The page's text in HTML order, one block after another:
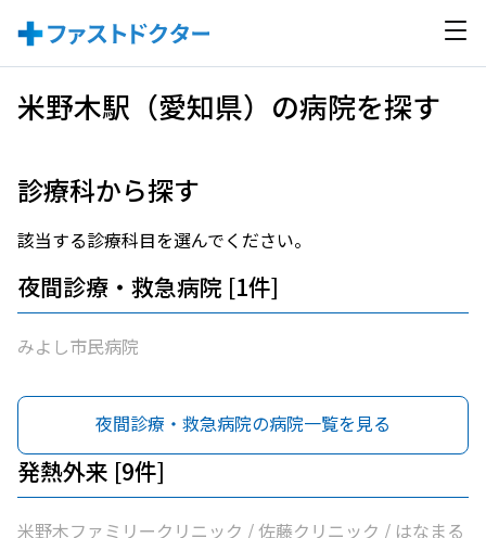
米野木駅（愛知県）の病院を探す
診療科から探す
該当する診療科目を選んでください。
夜間診療・救急病院 [1件]
みよし市民病院
夜間診療・救急病院の病院一覧を見る
発熱外来 [9件]
米野木ファミリークリニック / 佐藤クリニック / はなまる